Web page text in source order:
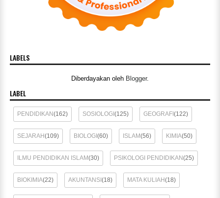
LABELS
Diberdayakan oleh Blogger.
LABEL
PENDIDIKAN(162) SOSIOLOGI (125) GEOGRAFI (122)
SEJARAH(109) BIOLOGI (60) ISLAM(56) KIMIA(50)
ILMU PENDIDIKAN ISLAM(30) PSIKOLOGI PENDIDIKAN(25)
BIOKIMIA(22) AKUNTANSI (18) MATA KULIAH(18)